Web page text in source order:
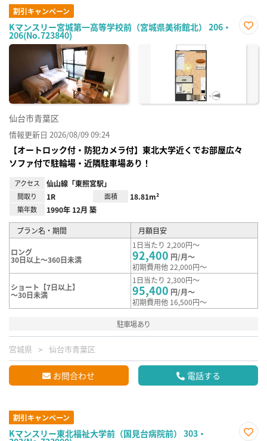
割引キャンペーン
Kマンスリー宮城第一高等学校前（宮城県美術館北） 206・
206(No.723840)
に入
仙台市青葉区
情報更新日 2026/08/09 09:24
【オートロック付・防犯カメラ付】東北大学近くでお部屋広々
ソファ付で駐輪場・近隣駐車場あり！
アクセス 仙山線「東照宮駅」
間取り 1R 面積 18.81m²
築年数 1990年 12月 築
プラン名・期間 月額目安
ロング
30日以上～360日未満
1日当たり 2,200円～
92,400 円/月～
初期費用他 22,000円～
ショート【7日以上】
～30日未満
1日当たり 2,300円～
95,400 円/月～
初期費用他 16,500円～
駐車場あり
宮城県 仙台市青葉区
お問合わせ 電話する
割引キャンペーン
Kマンスリー東北福祉大学前（国見台病院前） 303・